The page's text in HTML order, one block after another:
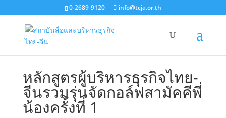
0-2689-9120 info@tcja.or.th
หลักสูตรผู้บริหารธุรกิจไทย-
จีนรวมรุ่นจัดกอล์ฟสามัคคีพี่
น้องครั้งที่ 1